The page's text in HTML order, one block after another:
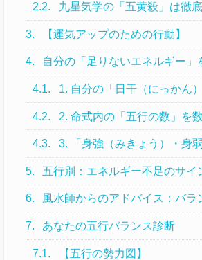
2.2. 九星気学の「五黄殺」は徹
3. 【運気アップのための行動】
4. 自分の「足りないエネルギー」
4.1. 1. 自分の「日干（にっかん
4.2. 2. 命式内の「五行の数」を
4.3. 3. 「身強（みきょう）・身
5. 五行別：エネルギー不足のサイ
6. 風水師からのアドバイス：バラ
7. あなたの五行バランス診断
7.1. 【五行の勢力図】